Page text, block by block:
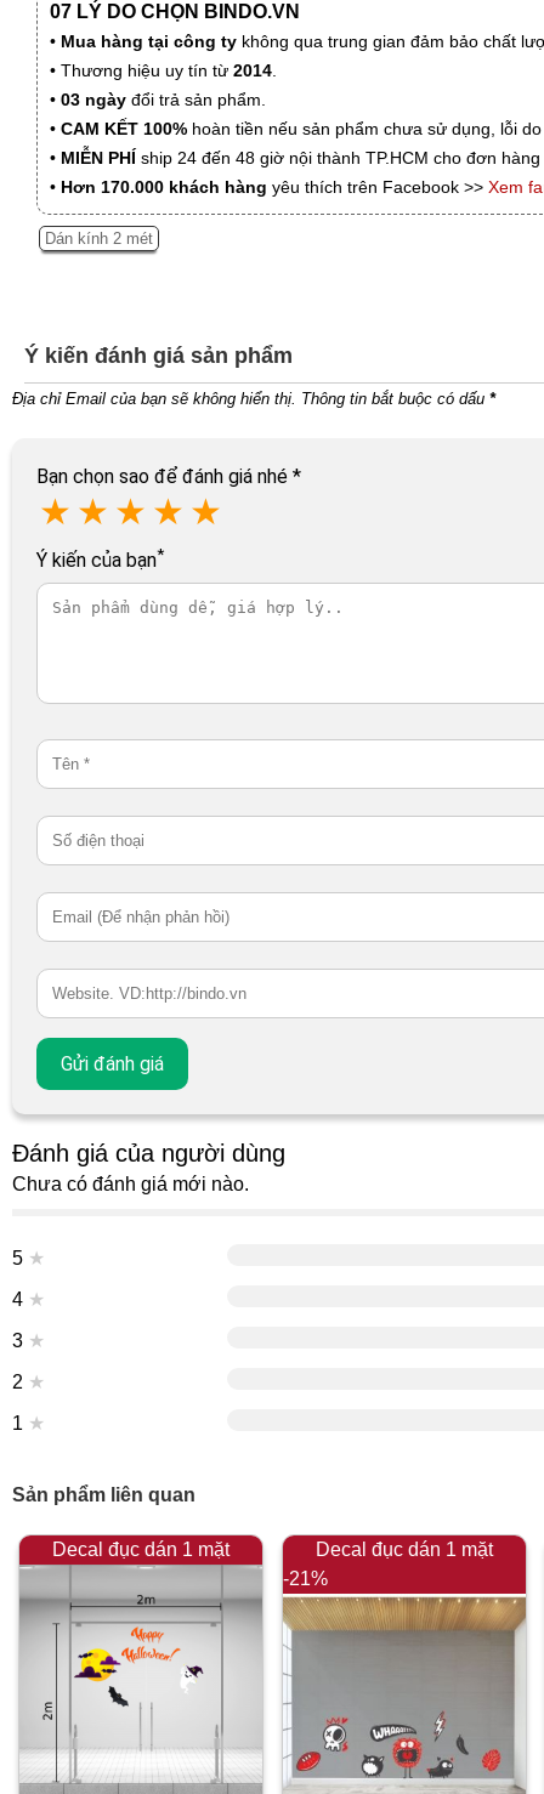
07 LÝ DO CHỌN BINDO.VN
• Mua hàng tại công ty không qua trung gian đảm bảo chất
• Thương hiệu uy tín từ 2014.
• 03 ngày đổi trả sản phẩm.
• CAM KẾT 100% hoàn tiền nếu sản phẩm chưa sử dụng, lỗi
• MIỄN PHÍ ship 24 đến 48 giờ nội thành TP.HCM cho đơn
• Hơn 170.000 khách hàng yêu thích trên Facebook >> Xem
Dán kính 2 mét
Ý kiến đánh giá sản phẩm
Địa chỉ Email của bạn sẽ không hiển thị. Thông tin bắt buộc có dấu *
Bạn chọn sao để đánh giá nhé *
★ ★ ★ ★ ★
Ý kiến của bạn*
Đánh giá của người dùng
Chưa có đánh giá mới nào.
5 ★
4 ★
3 ★
2 ★
1 ★
Sản phẩm liên quan
Decal đục dán 1 mặt
Decal đục dán 1 mặt
-21%